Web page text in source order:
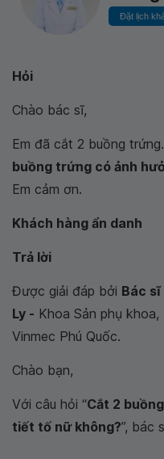
Đặt lịch
Hỏi
Chào bác sĩ,
Em đã cắt 2 buồng
buồng trứng có ảnh
Em cảm ơn.
Khách hàng ẩn danh
Trả lời
Được giải đáp bởi Bác sĩ
Ly - Khoa Sản phụ
Vinmec Phú Quốc.
Chào bạn,
Với câu hỏi “Cắt 2
tiết tố nữ không?”, bác